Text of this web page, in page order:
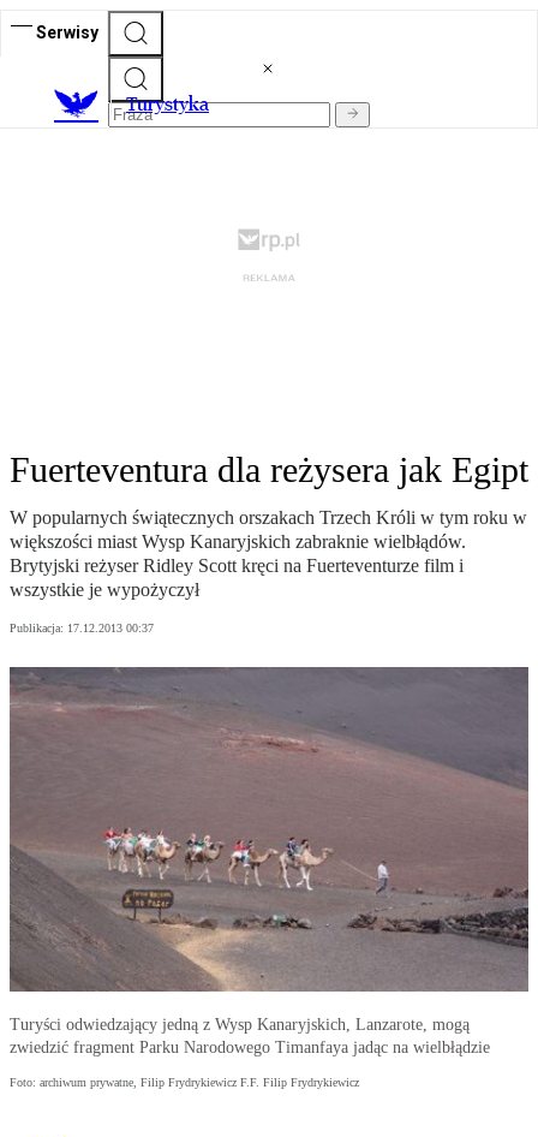
Serwisy
Turystyka
Fuerteventura dla reżysera jak Egipt
W popularnych świątecznych orszakach Trzech Króli w tym roku w
większości miast Wysp Kanaryjskich zabraknie wielbłądów.
Brytyjski reżyser Ridley Scott kręci na Fuerteventurze film i
wszystkie je wypożyczył
Publikacja: 17.12.2013 00:37
Turyści odwiedzający jedną z Wysp Kanaryjskich, Lanzarote, mogą
zwiedzić fragment Parku Narodowego Timanfaya jadąc na wielbłądzie
Foto: archiwum prywatne, Filip Frydrykiewicz F.F. Filip Frydrykiewicz